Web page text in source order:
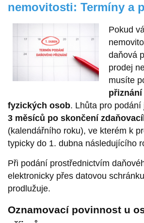
nemovitosti: Termíny a
Pokud
daňová
prodej
musíte
fyzických osob. Lhůta pro podání
3 měsíců po skončení
(kalendářního roku), ve kterém k
typicky do 1. dubna následujícího
Při podání prostřednictvím
elektronicky přes datovou
prodlužuje.
Oznamovací povinnost u